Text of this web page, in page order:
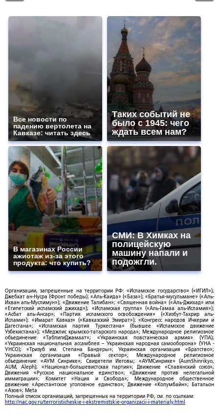
Все новости по
падению вертолета на
Кавказе: читать здесь
Таких событий не
было с 1945: чего
ждать всем нам?
В магазинах России
ажиотаж из-за этого
продукта: что купить?
СМИ: В Химках на
полицейскую
машину напали и
подожгли.
Организации, запрещенные на территории РФ: «Исламское государство» («ИГИЛ»);
Джебхат ан-Нусра (Фронт победы); «Аль-Каида» («База»); «Братья-мусульмане» («Аль-
Ихван аль-Муслимун»); «Движение Талибан»; «Священная война» («Аль-Джихад» или
«Египетский исламский джихад»); «Исламская группа» («Аль-Гамаа аль-Исламия»);
«Асбат аль-Ансар»; «Партия исламского освобождения» («Хизбут-Тахрир аль-
Ислами»); «Имарат Кавказ» («Кавказский Эмират»); «Конгресс народов Ичкерии и
Дагестана»; «Исламская партия Туркестана» (бывшее «Исламское движение
Узбекистана»); «Меджлис крымско-татарского народа»; Международное религиозное
объединение «ТаблигиДжамаат»; «Украинская повстанческая армия» (УПА);
«Украинская национальная ассамблея – Украинская народная самооборона» (УНА -
УНСО); «Тризуб им. Степана Бандеры»; Украинская организация «Братство»;
Украинская организация «Правый сектор»; Международное религиозное
объединение «АУМ Синрике»; Свидетели Иеговы; «АУМСинрике» (AumShinrikyo,
AUM, Aleph); «Национал-большевистская партия»; Движение «Славянский союз»;
Движения «Русское национальное единство»; «Движение против нелегальной
иммиграции»; Комитет «Нация и Свобода»; Международное общественное
движение «Арестантское уголовное единство»; Движение «Колумбайн»; Батальон
«Азов»; Meta
Полный список организаций, запрещенных на территории РФ, см. по ссылкам:
http://nac.gov.ru/terroristicheskie-i-ekstremistskie-organizacii-i-materialy.html